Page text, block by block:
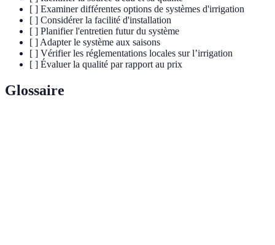
[ ] Examiner différentes options de systèmes d'irrigation
[ ] Considérer la facilité d'installation
[ ] Planifier l'entretien futur du système
[ ] Adapter le système aux saisons
[ ] Vérifier les réglementations locales sur l’irrigation
[ ] Évaluer la qualité par rapport au prix
Glossaire